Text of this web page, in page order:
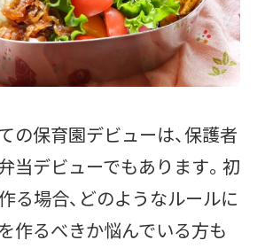
の保育園デビューは、保護者
当デビューでもあります。初
る場合、どのようなルールに
作るべきか悩んでいる方も